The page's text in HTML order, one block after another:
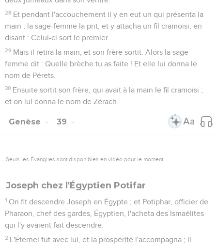
28 Et pendant l'accouchement il y en eut un qui présenta la
main ; la sage-femme la prit, et y attacha un fil cramoisi, en
disant : Celui-ci sort le premier.
29 Mais il retira la main, et son frère sortit. Alors la sage-
femme dit : Quelle brèche tu as faite ! Et elle lui donna le
nom de Pérets.
30 Ensuite sortit son frère, qui avait à la main le fil cramoisi ;
et on lui donna le nom de Zérach.
Genèse 39
Seuls les Évangiles sont disponibles en vidéo pour le moment.
Joseph chez l'Égyptien Potifar
1 On fit descendre Joseph en Égypte ; et Potiphar, officier de
Pharaon, chef des gardes, Égyptien, l'acheta des Ismaélites
qui l'y avaient fait descendre.
2 L'Éternel fut avec lui, et la prospérité l'accompagna ; il